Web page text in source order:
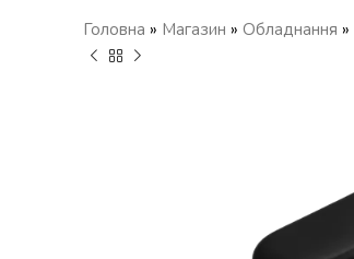
Головна » Магазин » Обладнання »